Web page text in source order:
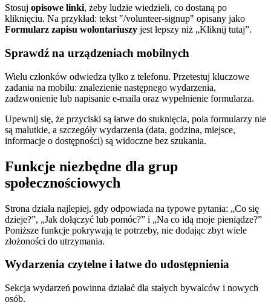
Stosuj opisowe linki, żeby ludzie wiedzieli, co dostaną po
kliknięciu. Na przykład: tekst "/volunteer-signup" opisany jako
Formularz zapisu wolontariuszy jest lepszy niż „Kliknij tutaj”.
Sprawdź na urządzeniach mobilnych
Wielu członków odwiedza tylko z telefonu. Przetestuj kluczowe
zadania na mobilu: znalezienie następnego wydarzenia,
zadzwonienie lub napisanie e-maila oraz wypełnienie formularza.
Upewnij się, że przyciski są łatwe do stuknięcia, pola formularzy nie
są malutkie, a szczegóły wydarzenia (data, godzina, miejsce,
informacje o dostępności) są widoczne bez szukania.
Funkcje niezbędne dla grup
społecznościowych
Strona działa najlepiej, gdy odpowiada na typowe pytania: „Co się
dzieje?”, „Jak dołączyć lub pomóc?” i „Na co idą moje pieniądze?”
Poniższe funkcje pokrywają te potrzeby, nie dodając zbyt wiele
złożoności do utrzymania.
Wydarzenia czytelne i łatwe do udostępnienia
Sekcja wydarzeń powinna działać dla stałych bywalców i nowych
osób.